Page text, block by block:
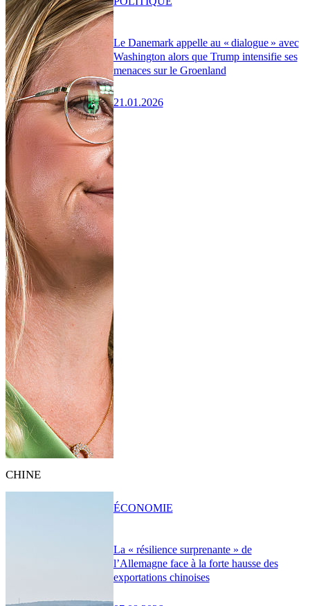
Le Danemark appelle au « dialogue » avec
Washington alors que Trump intensifie ses
menaces sur le Groenland
21.01.2026
CHINE
La « résilience surprenante » de
l’Allemagne face à la forte hausse des
exportations chinoises
ÉCONOMIE